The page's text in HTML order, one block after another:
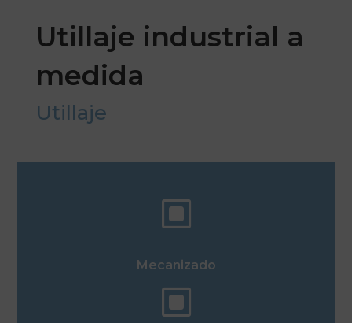
Utillaje industrial a
medida
Utillaje
W
Mecanizado
W